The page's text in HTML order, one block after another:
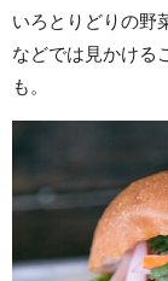
いろとりどりの野
などでは見かける
も。